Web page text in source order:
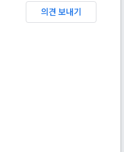
의견 보내기